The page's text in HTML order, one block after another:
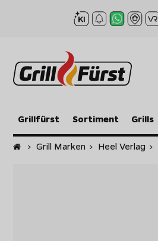
Grillfürst Sortiment Grills
Startseite
> Grill Marken > Heel Verlag >